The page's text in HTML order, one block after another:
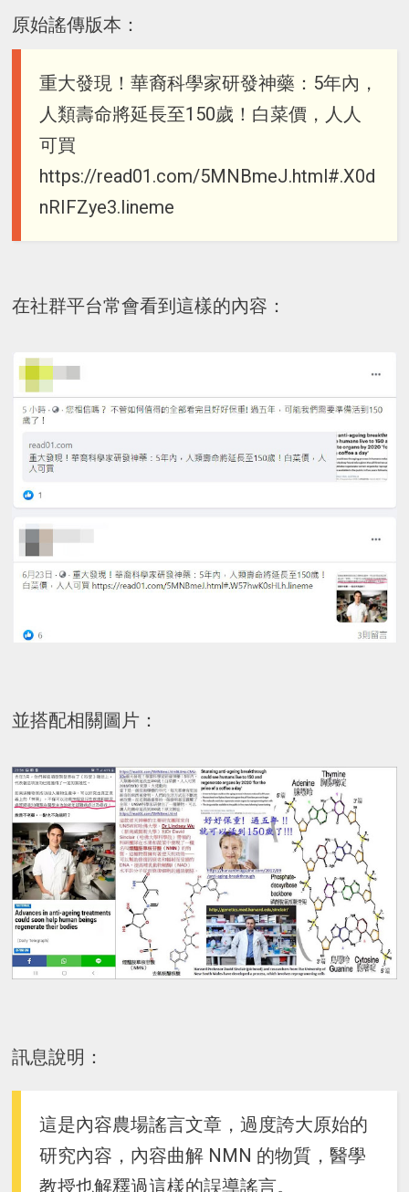
原始謠傳版本：
重大發現！華裔科學家研發神藥：5年內，
人類壽命將延長至150歲！白菜價，人人
可買
https://read01.com/5MNBmeJ.html#.X0d
nRIFZye3.lineme
在社群平台常會看到這樣的內容：
並搭配相關圖片：
訊息說明：
這是內容農場謠言文章，過度誇大原始的
研究內容，內容曲解 NMN 的物質，醫學
教授也解釋過這樣的誤導謠言。